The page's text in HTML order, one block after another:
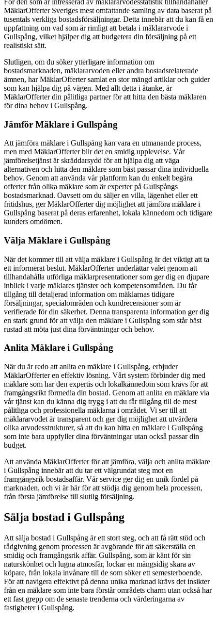
MäklarOfferter Sveriges mest omfattande samling av data baserat på
tusentals verkliga bostadsförsäljningar. Detta innebär att du kan få en
uppfattning om vad som är rimligt att betala i mäklararvode i
Gullspång, vilket hjälper dig att budgetera din försäljning på ett
realistiskt sätt.
Slutligen, om du söker ytterligare information om
bostadsmarknaden, mäklararvoden eller andra bostadsrelaterade
ämnen, har MäklarOfferter samlat en stor mängd artiklar och guider
som kan hjälpa dig på vägen. Med allt detta i åtanke, är
MäklarOfferter din pålitliga partner för att hitta den bästa mäklaren
för dina behov i Gullspång.
Jämför Mäklare i Gullspång
Att jämföra mäklare i Gullspång kan vara en utmanande process,
men med MäklarOfferter blir det en smidig upplevelse. Vår
jämförelsetjänst är skräddarsydd för att hjälpa dig att väga
alternativen och hitta den mäklare som bäst passar dina individuella
behov. Genom att använda vår plattform kan du enkelt begära
offerter från olika mäklare som är experter på Gullspångs
bostadsmarknad. Oavsett om du säljer en villa, lägenhet eller ett
fritidshus, ger MäklarOfferter dig möjlighet att jämföra mäklare i
Gullspång baserat på deras erfarenhet, lokala kännedom och tidigare
kunders omdömen.
Välja Mäklare i Gullspång
När det kommer till att välja mäklare i Gullspång är det viktigt att ta
ett informerat beslut. MäklarOfferter underlättar valet genom att
tillhandahålla utförliga mäklarpresentationer som ger dig en djupare
inblick i varje mäklares tjänster och kompetensområden. Du får
tillgång till detaljerad information om mäklarnas tidigare
försäljningar, specialområden och kundrecensioner som är
verifierade för din säkerhet. Denna transparenta information ger dig
en stark grund för att välja den mäklare i Gullspång som står bäst
rustad att möta just dina förväntningar och behov.
Anlita Mäklare i Gullspång
När du är redo att anlita en mäklare i Gullspång, erbjuder
MäklarOfferter en effektiv lösning. Vårt system förbinder dig med
mäklare som har den expertis och lokalkännedom som krävs för att
framgångsrikt förmedla din bostad. Genom att anlita en mäklare via
vår tjänst kan du känna dig trygg i att du får tillgång till de mest
pålitliga och professionella mäklarna i området. Vi ser till att
mäklararvodet är transparent och ger dig möjlighet att utvärdera
olika arvodesstrukturer, så att du kan hitta en mäklare i Gullspång
som inte bara uppfyller dina förväntningar utan också passar din
budget.
Att använda MäklarOfferter för att jämföra, välja och anlita mäklare
i Gullspång innebär att du tar ett välgrundat steg mot en
framgångsrik bostadsaffär. Vår service ger dig en unik fördel på
marknaden, och vi är här för att stödja dig genom hela processen,
från första jämförelse till slutlig försäljning.
Sälja bostad i Gullspång
Att sälja bostad i Gullspång är ett stort steg, och att få rätt stöd och
rådgivning genom processen är avgörande för att säkerställa en
smidig och framgångsrik affär. Gullspång, som är känt för sin
naturskönhet och lugna atmosfär, lockar en mångsidig skara av
köpare, från lokala invånare till de som söker ett semesterboende.
För att navigera effektivt på denna unika marknad krävs det insikter
från en mäklare som inte bara förstår områdets charm utan också har
ett fast grepp om de senaste trenderna och värderingarna av
fastigheter i Gullspång.